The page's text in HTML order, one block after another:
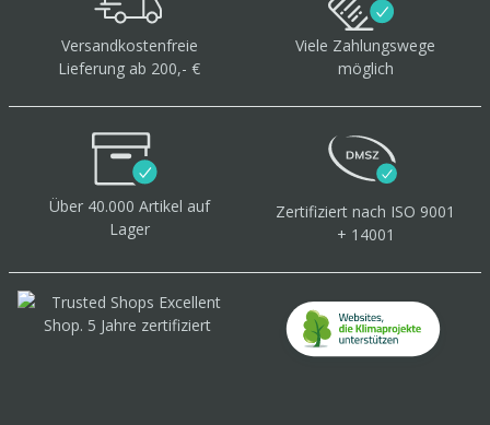
Versandkostenfreie
Lieferung ab 200,- €
Viele Zahlungswege
möglich
Über 40.000 Artikel auf
Lager
Zertifiziert nach ISO 9001
+ 14001